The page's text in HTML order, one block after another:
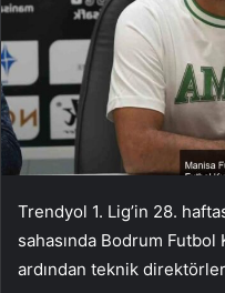
Trendyol 1. Lig’in 28.
sahasında Bodrum Futbol
ardından teknik